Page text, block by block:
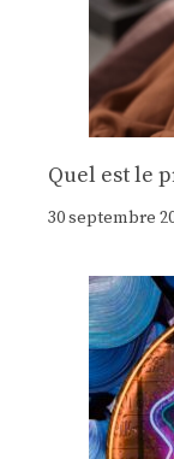
Quel est le
30 septembre